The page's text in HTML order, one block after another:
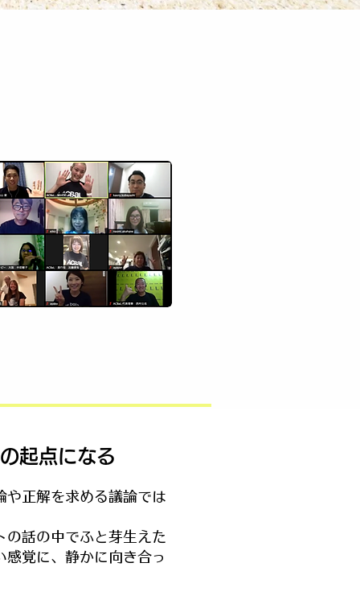
起点になる
や正解を求める議論では
の話の中でふと芽生えた
覚に、静かに向き合っ